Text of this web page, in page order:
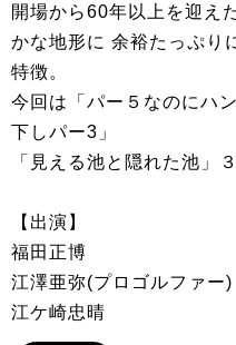
開場から60年以上を迎え
かな地形に 余裕たっぷり
特徴。
今回は「パー５なのにハ
下しパー3」
「見える池と隠れた池」
【出演】
福田正博
江澤亜弥(プロゴルファー)
江ケ崎忠晴